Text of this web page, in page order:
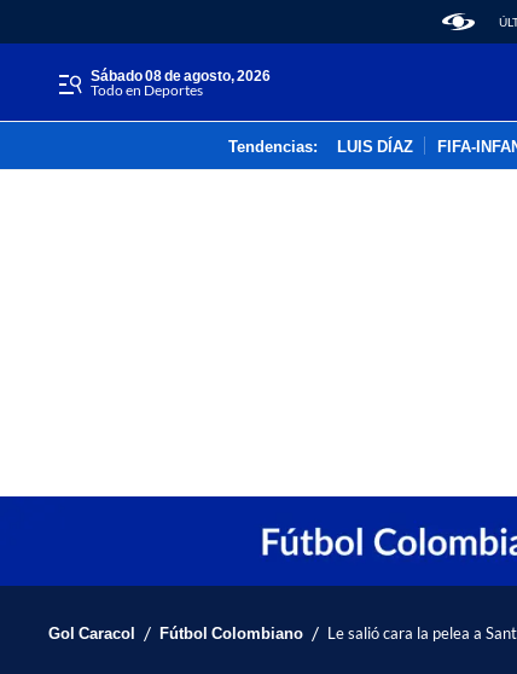
sábado 08 de agosto, 2026
Todo en Deportes
Tendencias: LUIS DÍAZ FIFA-
Gol Caracol / Fútbol Colombiano / Le salió cara la pelea a